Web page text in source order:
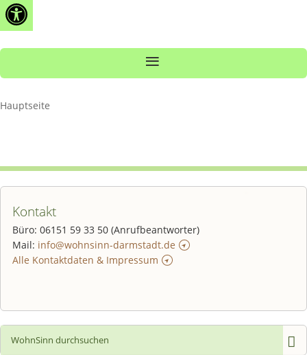
Zum
Inhalt
Hauptseite
Kontakt
Büro: 06151 59 33 50 (Anrufbeantworter)
Mail: info@wohnsinn-darmstadt.de
Alle Kontaktdaten & Impressum